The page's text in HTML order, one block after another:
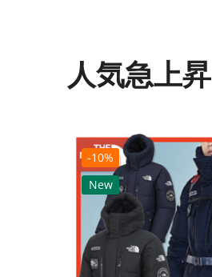
人気急上昇
-10%
New